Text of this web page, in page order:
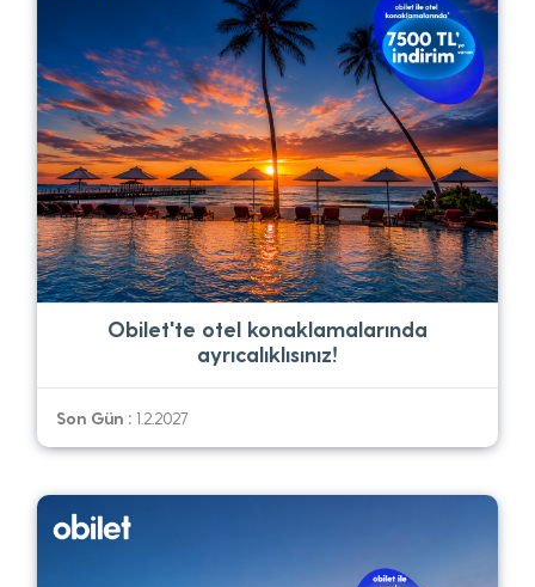
Obilet'te otel konaklamalarında
ayrıcalıklısınız!
Son Gün : 1.2.2027